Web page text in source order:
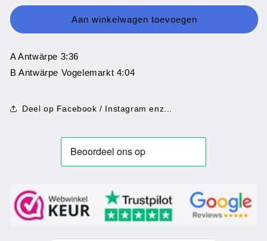
-
Nief
-
De
Nief
Aan winkelwagen toevoegen
A Antwärpe 3:36
B Antwärpe Vogelemarkt 4:04
Deel op Facebook / Instagram enz...